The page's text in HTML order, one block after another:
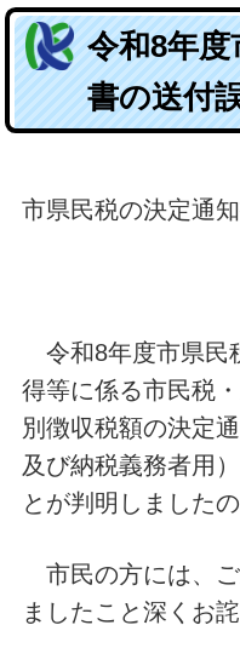
令和8年
書の送付
令
市県民税の決定通
令和8年度市県民
得等に係る市民税
別徴収税額の決定
及び納税義務者用
とが判明しました
市民の方には、
ましたこと深くお